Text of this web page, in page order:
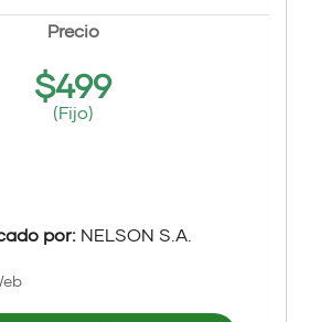
Precio
$499
(Fijo)
por: NELSON S.A.